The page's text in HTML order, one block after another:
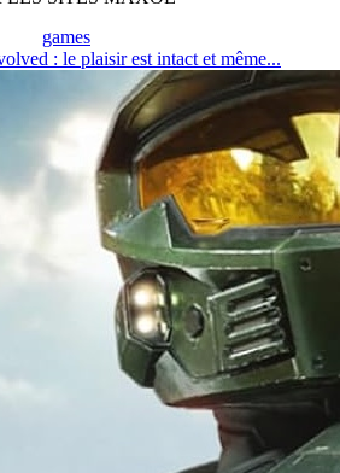
games
: le plaisir est intact et même...